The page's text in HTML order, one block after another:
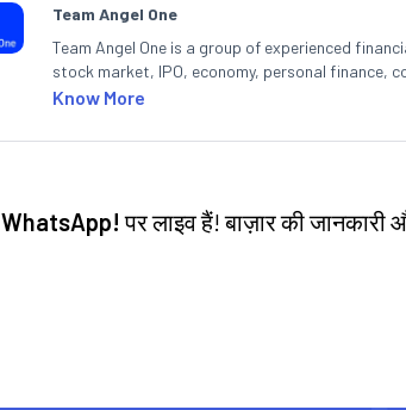
Team Angel One
Team Angel One is a group of experienced
stock market, IPO, economy, personal finance,
Know More
WhatsApp! पर लाइव हैं! बाज़ार की